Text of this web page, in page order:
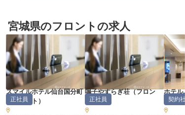
宮城県のフロントの求人
スマイルホテル仙台国分町
（フロント ）
正社員
鳴子やすらぎ荘（フロン
ト）
正社員
ホテル
ロント
契約社